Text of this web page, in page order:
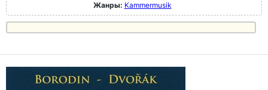
Жанры: Kammermusik